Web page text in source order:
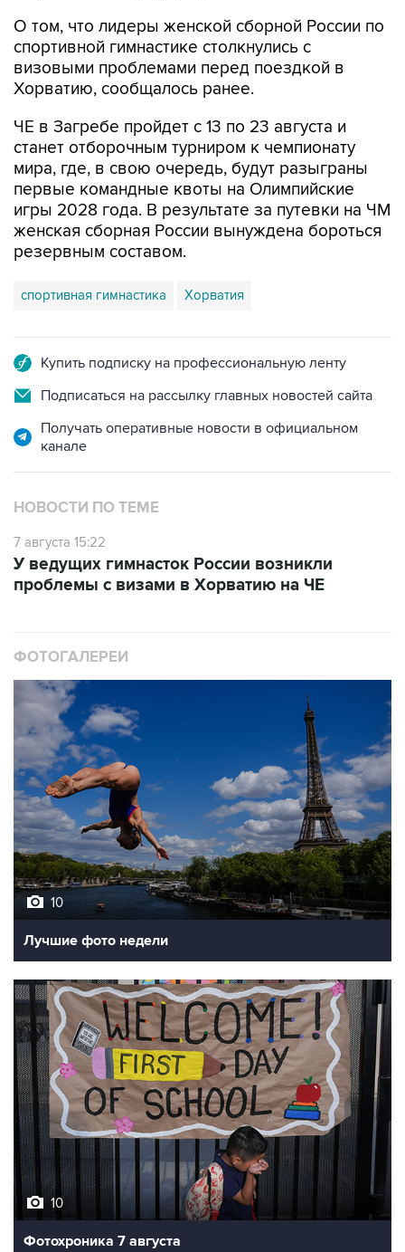
О том, что лидеры женской сборной России по
спортивной гимнастике столкнулись с
визовыми проблемами перед поездкой в
Хорватию, сообщалось ранее.
ЧЕ в Загребе пройдет с 13 по 23 августа и
станет отборочным турниром к чемпионату
мира, где, в свою очередь, будут разыграны
первые командные квоты на Олимпийские
игры 2028 года. В результате за путевки на ЧМ
женская сборная России вынуждена бороться
резервным составом.
спортивная гимнастика Хорватия
Купить подписку на профессиональную ленту
Подписаться на рассылку главных новостей сайта
Получать оперативные новости в официальном
канале
НОВОСТИ ПО ТЕМЕ
7 августа 15:22
У ведущих гимнасток России возникли
проблемы с визами в Хорватию на ЧЕ
ФОТОГАЛЕРЕИ
10
Лучшие фото недели
10
Фотохроника 7 августа